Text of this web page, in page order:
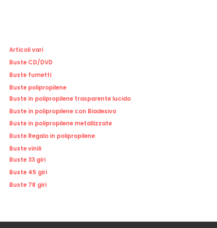
Articoli vari
Buste CD/DVD
Buste fumetti
Buste polipropilene
Buste in polipropilene trasparente lucido
Buste in polipropilene con Biadesivo
Buste in polipropilene metallizzate
Buste Regalo in polipropilene
Buste vinili
Buste 33 giri
Buste 45 giri
Buste 78 giri